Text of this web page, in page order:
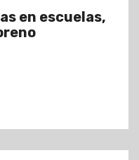
en escuelas,